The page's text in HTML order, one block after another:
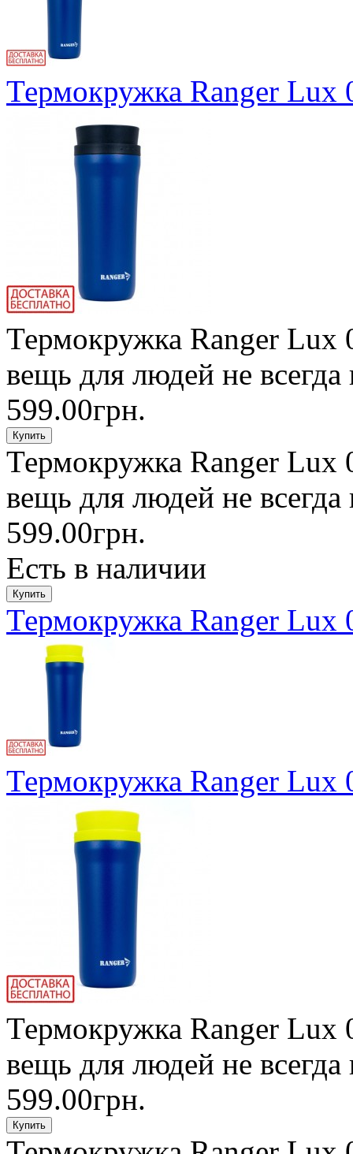
Термокружка Ranger
Термокружка Ranger Lux
вещь для людей не
599.00грн.
Термокружка Ranger Lux
вещь для людей не
599.00грн.
Есть в наличии
Термокружка Ranger Lux
Термокружка Ranger Lux
Термокружка Ranger Lux
вещь для людей не
599.00грн.